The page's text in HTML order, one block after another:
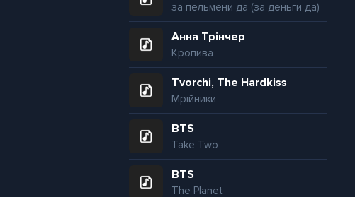
за пельмени да (за деньги да)
Анна Трінчер
Кропива
Tvorchi, The Hardkiss
Мрійники
BTS
Take Two
BTS
The Planet